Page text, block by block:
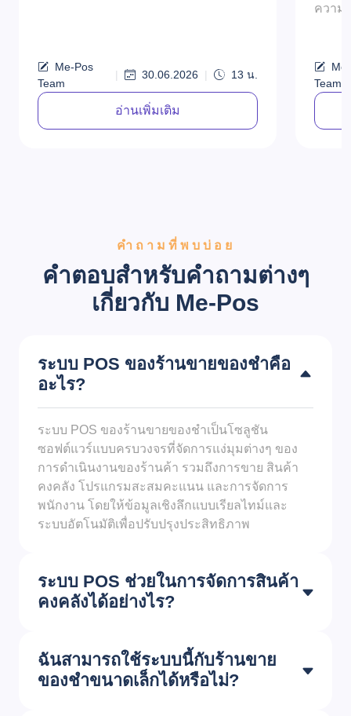
Me-Pos
Team
| 30.06.2026 | 13 น.
อ่านเพิ่มเติม
ความ
ประสิ
Team
คำถามที่พบบ่อย
คำตอบสำหรับคำถามต่างๆ
เกี่ยวกับ Me-Pos
ระบบ POS ของร้านขายของชำคือ
อะไร?
ระบบ POS ของร้านขายของชำเป็นโซลูชัน
ซอฟต์แวร์แบบครบวงจรที่จัดการแง่มุมต่างๆ ของ
การดำเนินงานของร้านค้า รวมถึงการขาย สินค้า
คงคลัง โปรแกรมสะสมคะแนน และการจัดการ
พนักงาน โดยให้ข้อมูลเชิงลึกแบบเรียลไทม์และ
ระบบอัตโนมัติเพื่อปรับปรุงประสิทธิภาพ
ระบบ POS ช่วยในการจัดการสินค้า
คงคลังได้อย่างไร?
ฉันสามารถใช้ระบบนี้กับร้านขาย
ของชำขนาดเล็กได้หรือไม่?